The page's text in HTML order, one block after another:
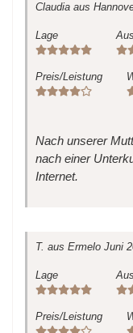
Claudia aus
Lage
Preis/Leistung
Nach unserer
nach einer
Internet.
T. aus Ermelo Juni
Lage
Preis/Leistung